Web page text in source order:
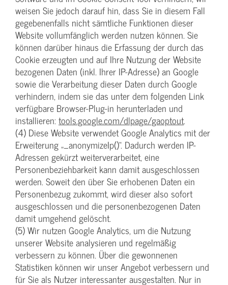
weisen Sie jedoch darauf hin, dass Sie in diesem Fall
gegebenenfalls nicht sämtliche Funktionen dieser
Website vollumfänglich werden nutzen können. Sie
können darüber hinaus die Erfassung der durch das
Cookie erzeugten und auf Ihre Nutzung der Website
bezogenen Daten (inkl. Ihrer IP-Adresse) an Google
sowie die Verarbeitung dieser Daten durch Google
verhindern, indem sie das unter dem folgenden Link
verfügbare Browser-Plug-in herunterladen und
installieren: tools.google.com/dlpage/gaoptout.
(4) Diese Website verwendet Google Analytics mit der
Erweiterung „_anonymizeIp()“. Dadurch werden IP-
Adressen gekürzt weiterverarbeitet, eine
Personenbeziehbarkeit kann damit ausgeschlossen
werden. Soweit den über Sie erhobenen Daten ein
Personenbezug zukommt, wird dieser also sofort
ausgeschlossen und die personenbezogenen Daten
damit umgehend gelöscht.
(5) Wir nutzen Google Analytics, um die Nutzung
unserer Website analysieren und regelmäßig
verbessern zu können. Über die gewonnenen
Statistiken können wir unser Angebot verbessern und
für Sie als Nutzer interessanter ausgestalten. Nur in